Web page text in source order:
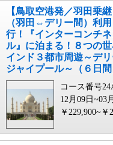
【鳥取空港発／羽田乗
（羽田⇔デリー間）利
行！『インターコンチ
ル』に泊まる！８つの
インド３都市周遊～デリ
ジャイプール～（６日間
コース番号
12月09日~03
￥229,900~￥